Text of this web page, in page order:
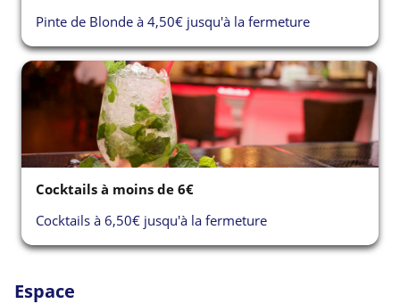
Pinte de Blonde à 4,50€ jusqu'à la fermeture
Cocktails à moins de 6€
Cocktails à 6,50€ jusqu'à la fermeture
Espace